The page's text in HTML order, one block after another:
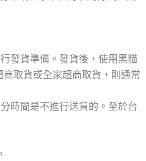
發貨準備。發貨後，使用黑貓
取貨或全家超商取貨，則通常
時間是不進行送貨的。至於台